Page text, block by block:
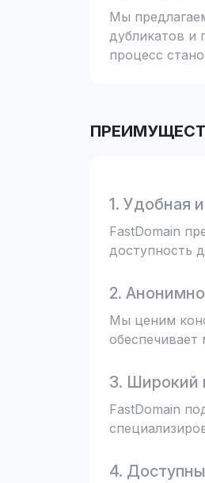
Мы
дубликатов и
процесс
1. Удобная
FastDomain
доступность
2.
Мы ценим
3. Широкий
FastDomain
4.